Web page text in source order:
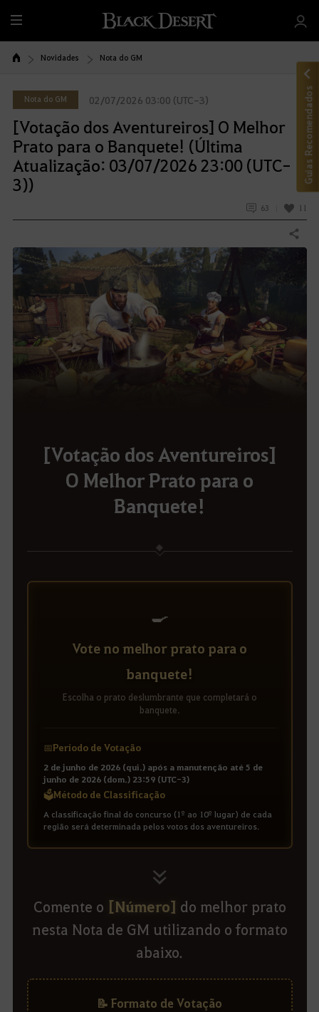
T
u
d
Novidades Nota do GM
Nota do GM 02/07/2026 03:00 (UTC-3)
[Votação dos Aventureiros] O Melhor
Prato para o Banquete! (Última
Atualização: 03/07/2026 23:00 (UTC-
3))
63 11
Compartilhar
[Votação dos Aventureiros]
O Melhor Prato para o
Banquete!
🍳
Vote no melhor prato para o
banquete!
Escolha o prato deslumbrante que completará o
banquete.
📅Período de Votação
2 de junho de 2026 (qui.) após a manutenção até 5 de
junho de 2026 (dom.) 23:59 (UTC-3)
🗳️Método de Classificação
A classificação final do concurso (1º ao 10º lugar) de cada
região será determinada pelos votos dos aventureiros.
Comente o [Número] do melhor prato
nesta Nota de GM utilizando o formato
abaixo.
📝 Formato de Votação
Guias Recomendados